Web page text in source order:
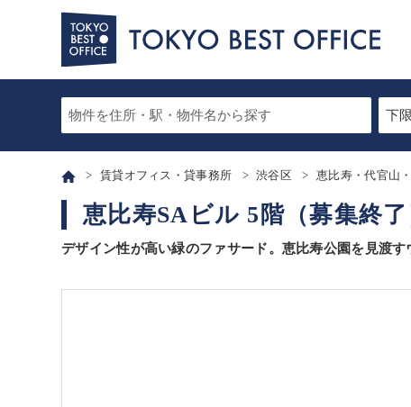
賃貸オフィス・貸事務所 渋谷区 恵比寿・代官山
恵比寿SAビル 5階（募集終了
デザイン性が高い緑のファサード。恵比寿公園を見渡す